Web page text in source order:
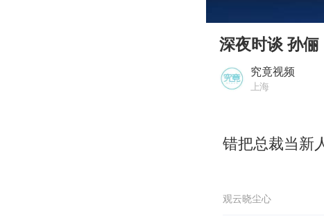
深夜时谈 孙
究竟视频
上海
错把总裁当新
观云晓尘心